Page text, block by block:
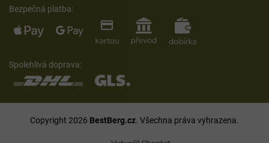
Bezpečná platba:
Spolehlivá doprava:
Copyright 2026 BestBerg.cz. Všechna práva vyhrazena.